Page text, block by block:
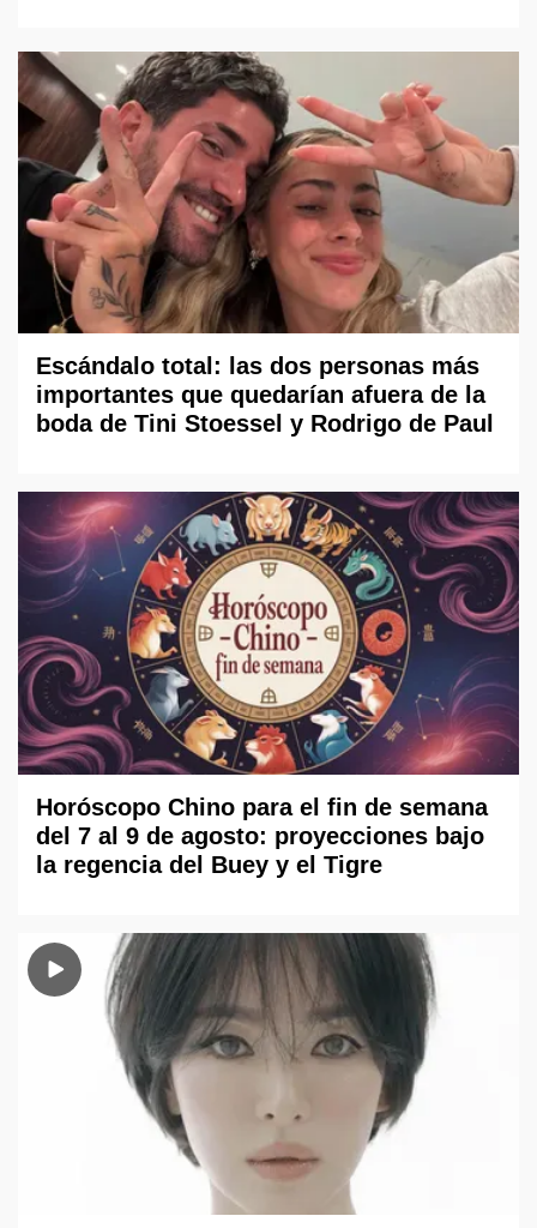
Escándalo total: las dos personas más
importantes que quedarían afuera de la
boda de Tini Stoessel y Rodrigo de Paul
Horóscopo Chino para el fin de semana
del 7 al 9 de agosto: proyecciones bajo
la regencia del Buey y el Tigre